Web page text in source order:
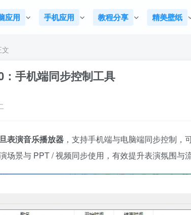
应用 手机应用 教程分享 精美壁纸
文
手机端同步控制工具
表演音乐播放器 ，支持手机端与电脑端同步控制
场景与 PPT / 视频同步使用，有效提升表演氛围与